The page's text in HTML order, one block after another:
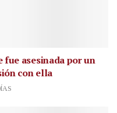
fue asesinada por un
con ella